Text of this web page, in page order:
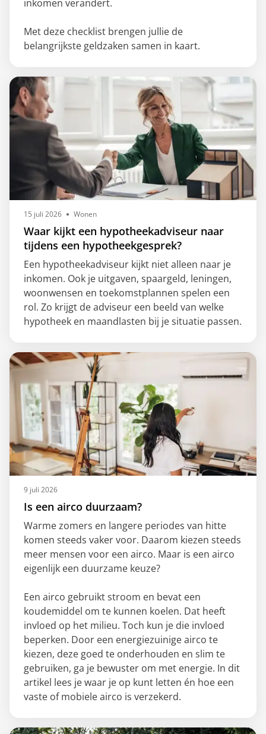
inkomen verandert.
Met deze checklist brengen jullie de
belangrijkste geldzaken samen in kaart.
Waar kijkt een hypotheekadviseur naar
tijdens een hypotheekgesprek?
15 juli 2026 Wonen
Een hypotheekadviseur kijkt niet alleen naar je
inkomen. Ook je uitgaven, spaargeld, leningen,
woonwensen en toekomstplannen spelen een
rol. Zo krijgt de adviseur een beeld van welke
hypotheek en maandlasten bij je situatie passen.
Is een airco duurzaam?
9 juli 2026
Warme zomers en langere periodes van hitte
komen steeds vaker voor. Daarom kiezen steeds
meer mensen voor een airco. Maar is een airco
eigenlijk een duurzame keuze?
Een airco gebruikt stroom en bevat een
koudemiddel om te kunnen koelen. Dat heeft
invloed op het milieu. Toch kun je die invloed
beperken. Door een energiezuinige airco te
kiezen, deze goed te onderhouden en slim te
gebruiken, ga je bewuster om met energie. In dit
artikel lees je waar je op kunt letten én hoe een
vaste of mobiele airco is verzekerd.